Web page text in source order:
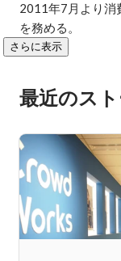
2011年7月より消
を務める。
さらに表示
最近のス